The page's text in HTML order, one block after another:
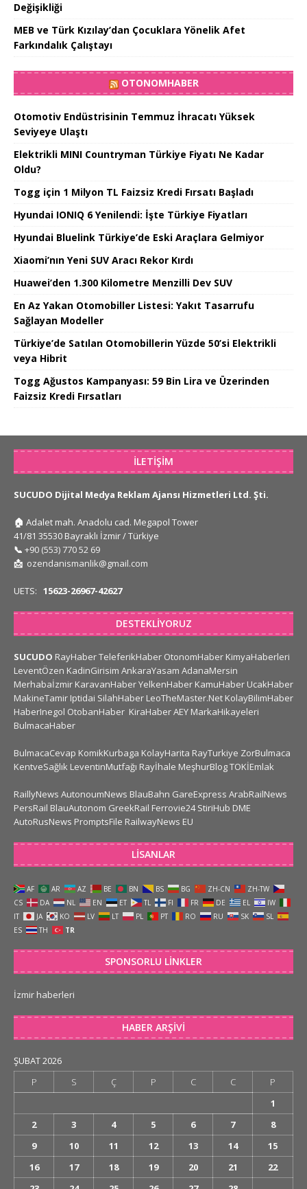
Değişikliği
MEB ve Türk Kızılay’dan Çocuklara Yönelik Afet
Farkındalık Çalıştayı
OTONOMHABER
Otomotiv Endüstrisinin Temmuz İhracatı Yüksek
Seviyeye Ulaştı
Elektrikli MINI Countryman Türkiye Fiyatı Ne Kadar
Oldu?
Togg için 1 Milyon TL Faizsiz Kredi Fırsatı Başladı
Hyundai IONIQ 6 Yenilendi: İşte Türkiye Fiyatları
Hyundai Bluelink Türkiye’de Eski Araçlara Gelmiyor
Xiaomi’nın Yeni SUV Aracı Rekor Kırdı
Huawei’den 1.300 Kilometre Menzilli Dev SUV
En Az Yakan Otomobiller Listesi: Yakıt Tasarrufu
Sağlayan Modeller
Türkiye’de Satılan Otomobillerin Yüzde 50’si Elektrikli
veya Hibrit
Togg Ağustos Kampanyası: 59 Bin Lira ve Üzerinden
Faizsiz Kredi Fırsatları
İLETIŞIM
SUCUDO Dijital Medya Reklam Ajansı Hizmetleri Ltd. Şti.
🏠 Adalet mah. Anadolu cad. Megapol Tower
41/81 35530 Bayraklı İzmir / Türkiye
📞 +90 (553) 770 52 69
📩 ozendanismanlik@gmail.com
UETS: 15623-26967-42627
DESTEKLIYORUZ
SUCUDO RayHaberTeleferikHaber OtonomHaber KimyaHaberleri
LeventÖzen KadinGirisim AnkaraYasam AdanaMersin
Merhabaİzmir KaravanHaberYelkenHaber KamuHaber UcakHaber
MakineTamir Iptidai SilahHaber LeoTheMaster.Net KolayBilimHaber
HaberInegol OtobanHaber KiraHaberAEY MarkaHikayeleri
BulmacaHaber
BulmacaCevap KomikKurbaga KolayHarita RayTurkiye ZorBulmaca
KentveSağlık LeventinMutfağı Rayİhale MeşhurBlogTOKİEmlak
RaillyNews AutonoumNews BlauBahn GareExpress ArabRailNews
PersRail BlauAutonom GreekRail Ferrovie24 StiriHub DME
AutoRusNews PromptsFile RailwayNews EU
LISANLAR
AF AR AZ BE BN BS BG ZH-CN
ZH-TW
CS
DA NL EN ET TL FI FR DE EL
IW
IT
JA KO LV LT PL PT RO RU SK
SL
ES
TH TR
SPONSORLU LINKLER
İzmir haberleri
HABER ARŞIVI
ŞUBAT 2026
P
S Ç P C C
P
1
2
3 4 5 6 7
8
9
10 11 12 13 14
15
16
17 18 19 20 21
22